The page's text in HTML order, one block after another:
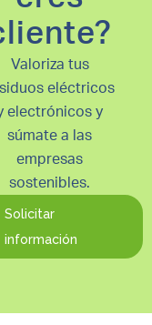
Valoriza tus
eléctricos
electrónicos y
súmate a las
empresas
sostenibles.
Solicitar
información